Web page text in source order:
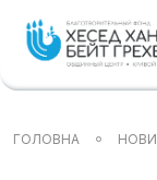
ГОЛОВНА